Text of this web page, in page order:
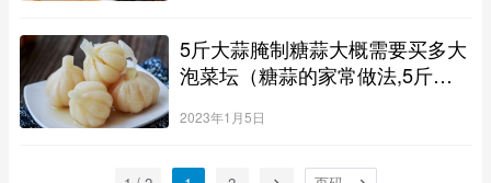
5斤大蒜腌制糖蒜大概需要买多大
泡菜坛（糖蒜的家常做法,5斤大
蒜）
2023年1月5日